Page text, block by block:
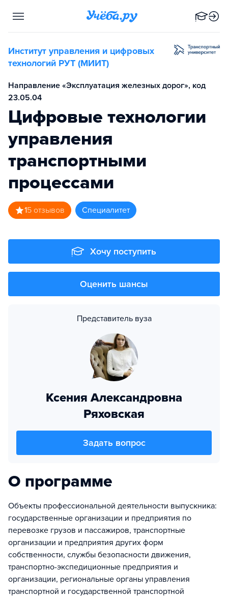
Институт управления и цифровых
технологий РУТ (МИИТ)
Направление «Эксплуатация железных дорог», код
23.05.04
Цифровые технологии
управления
транспортными
процессами
15 отзывов специалитет
Хочу поступить
Оценить шансы
Представитель вуза
Ксения Александровна
Ряховская
Задать вопрос
О программе
Объекты профессиональной деятельности выпускника:
государственные организации и предприятия по
перевозке грузов и пассажиров, транспортные
организации и предприятия других форм
собственности, службы безопасности движения,
транспортно-экспедиционные предприятия и
организации, региональные органы управления
транспортной и государственной транспортной